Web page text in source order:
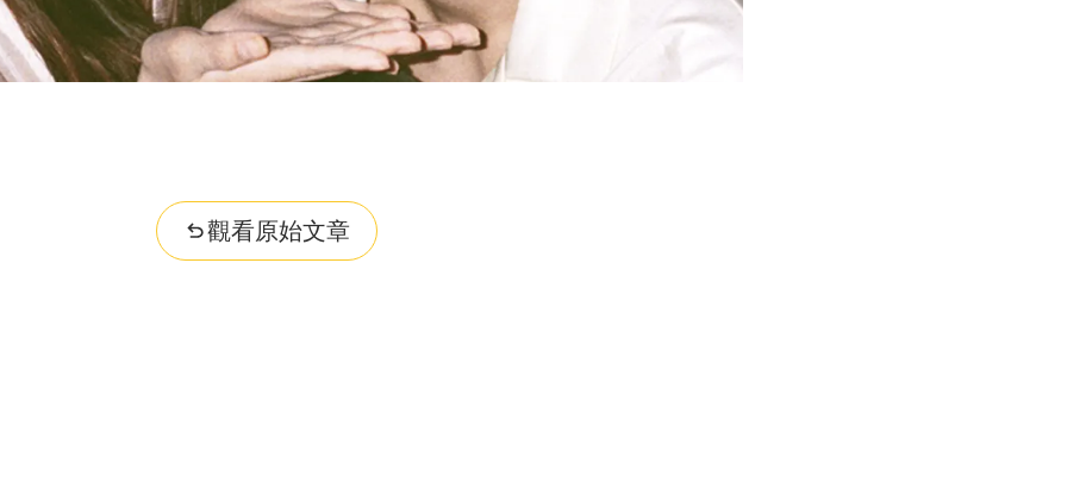
觀看原始文章